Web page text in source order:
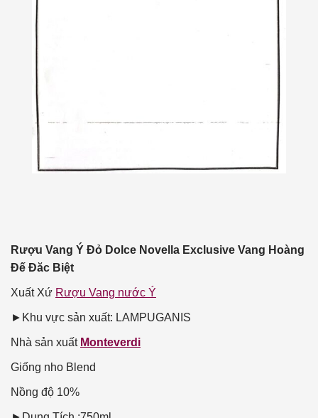
Rượu Vang Ý Đỏ Dolce Novella Exclusive Vang Hoàng
Đế Đăc Biệt
Xuất Xứ Rượu Vang nước Ý
►Khu vực sản xuất: LAMPUGANIS
Nhà sản xuất Monteverdi
Giống nho Blend
Nồng độ 10%